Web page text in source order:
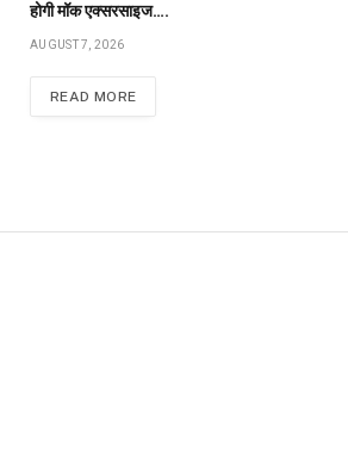
होगी मॉक एक्सरसाइज….
AUGUST 7, 2026
READ MORE